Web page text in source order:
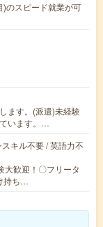
のスピード就業が可
ます。(派遣)未経験
います。…
キル不要 / 英語力不
大歓迎！〇フリータ
持ち…